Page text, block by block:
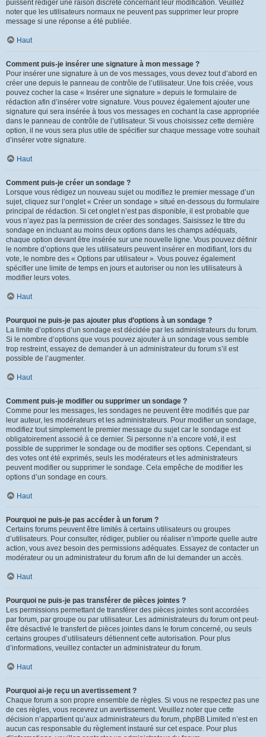
puissent rédiger une raison discrète concernant leur modification. Veuillez
noter que les utilisateurs normaux ne peuvent pas supprimer leur propre
message si une réponse a été publiée.
Haut
Comment puis-je insérer une signature à mon message ?
Pour insérer une signature à un de vos messages, vous devez tout d’abord en
créer une depuis le panneau de contrôle de l’utilisateur. Une fois créée, vous
pouvez cocher la case « Insérer une signature » depuis le formulaire de
rédaction afin d’insérer votre signature. Vous pouvez également ajouter une
signature qui sera insérée à tous vos messages en cochant la case appropriée
dans le panneau de contrôle de l’utilisateur. Si vous choisissez cette dernière
option, il ne vous sera plus utile de spécifier sur chaque message votre souhait
d’insérer votre signature.
Haut
Comment puis-je créer un sondage ?
Lorsque vous rédigez un nouveau sujet ou modifiez le premier message d’un
sujet, cliquez sur l’onglet « Créer un sondage » situé en-dessous du formulaire
principal de rédaction. Si cet onglet n’est pas disponible, il est probable que
vous n’ayez pas la permission de créer des sondages. Saisissez le titre du
sondage en incluant au moins deux options dans les champs adéquats,
chaque option devant être insérée sur une nouvelle ligne. Vous pouvez définir
le nombre d’options que les utilisateurs peuvent insérer en modifiant, lors du
vote, le nombre des « Options par utilisateur ». Vous pouvez également
spécifier une limite de temps en jours et autoriser ou non les utilisateurs à
modifier leurs votes.
Haut
Pourquoi ne puis-je pas ajouter plus d’options à un sondage ?
La limite d’options d’un sondage est décidée par les administrateurs du forum.
Si le nombre d’options que vous pouvez ajouter à un sondage vous semble
trop restreint, essayez de demander à un administrateur du forum s’il est
possible de l’augmenter.
Haut
Comment puis-je modifier ou supprimer un sondage ?
Comme pour les messages, les sondages ne peuvent être modifiés que par
leur auteur, les modérateurs et les administrateurs. Pour modifier un sondage,
modifiez tout simplement le premier message du sujet car le sondage est
obligatoirement associé à ce dernier. Si personne n’a encore voté, il est
possible de supprimer le sondage ou de modifier ses options. Cependant, si
des votes ont été exprimés, seuls les modérateurs et les administrateurs
peuvent modifier ou supprimer le sondage. Cela empêche de modifier les
options d’un sondage en cours.
Haut
Pourquoi ne puis-je pas accéder à un forum ?
Certains forums peuvent être limités à certains utilisateurs ou groupes
d’utilisateurs. Pour consulter, rédiger, publier ou réaliser n’importe quelle autre
action, vous avez besoin des permissions adéquates. Essayez de contacter un
modérateur ou un administrateur du forum afin de lui demander un accès.
Haut
Pourquoi ne puis-je pas transférer de pièces jointes ?
Les permissions permettant de transférer des pièces jointes sont accordées
par forum, par groupe ou par utilisateur. Les administrateurs du forum ont peut-
être désactivé le transfert de pièces jointes dans le forum concerné, ou seuls
certains groupes d’utilisateurs détiennent cette autorisation. Pour plus
d’informations, veuillez contacter un administrateur du forum.
Haut
Pourquoi ai-je reçu un avertissement ?
Chaque forum a son propre ensemble de règles. Si vous ne respectez pas une
de ces règles, vous recevrez un avertissement. Veuillez noter que cette
décision n’appartient qu’aux administrateurs du forum, phpBB Limited n’est en
aucun cas responsable du règlement instauré sur cet espace. Pour plus